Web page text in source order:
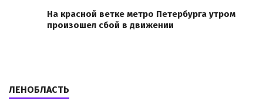
На красной ветке метро Петербурга утром
произошел сбой в движении
ЛЕНОБЛАСТЬ